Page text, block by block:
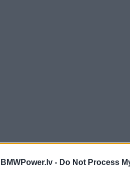
BMWPower.lv - Do Not Process